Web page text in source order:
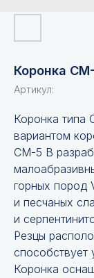
Коронка
Артикул:
Коронка типа
вариантом
СМ-5 В
горных пород
и песчаных
и
Резцы
способствует
Коронка